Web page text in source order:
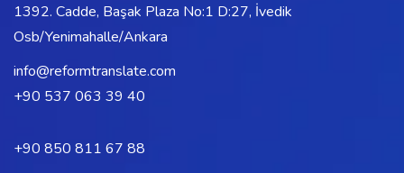
1392. Cadde, Başak Plaza No:1 D:27, İvedik
Osb/Yenimahalle/Ankara
info@reformtranslate.com
+90 537 063 39 40
+90 850 811 67 88